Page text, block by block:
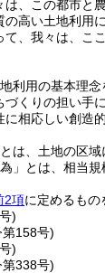
、この都市と
高い土地利用
、我々は、こ
利用の基本理
くりの担い手
相応しい創造
は、土地の区
」とは、相当
2項に定めるもの
)
158号)
)
338号)